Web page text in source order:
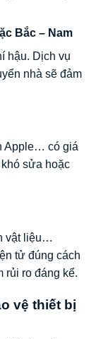
Bắc – Nam
hậu. Dịch vụ
nhà sẽ đảm
Apple… có giá
sửa hoặc
vật liệu…
tử đúng cách
rủi ro đáng kể.
vệ thiết bị